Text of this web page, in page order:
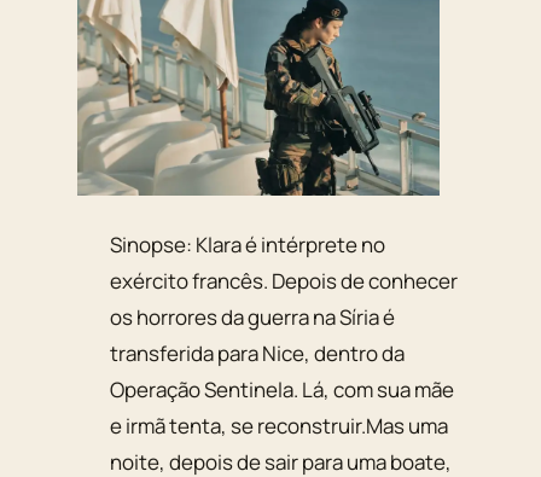
Sinopse: Klara é intérprete no
exército francês. Depois de conhecer
os horrores da guerra na Síria é
transferida para Nice, dentro da
Operação Sentinela. Lá, com sua mãe
e irmã tenta, se reconstruir.Mas uma
noite, depois de sair para uma boate,